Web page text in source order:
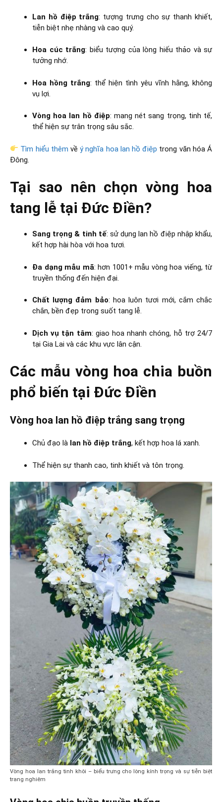
Lan hồ điệp trắng: tượng trưng cho sự thanh khiết,
tiễn biệt nhẹ nhàng và cao quý.
Hoa cúc trắng: biểu tượng của lòng hiếu thảo và sự
tưởng nhớ.
Hoa hồng trắng: thể hiện tình yêu vĩnh hằng, không
vụ lợi.
Vòng hoa lan hồ điệp: mang nét sang trọng, tinh tế,
thể hiện sự trân trọng sâu sắc.
Tìm hiểu thêm vềý nghĩa hoa lan hồ điệp trong văn hóa Á
Đông.
Tại sao nên chọn vòng hoa
tang lễ tại Đức Điền?
Sang trọng & tinh tế: sử dụng lan hồ điệp nhập khẩu,
kết hợp hài hòa với hoa tươi.
Đa dạng mẫu mã: hơn 1001+ mẫu vòng hoa viếng, từ
truyền thống đến hiện đại.
Chất lượng đảm bảo: hoa luôn tươi mới, cắm chắc
chắn, bền đẹp trong suốt tang lễ.
Dịch vụ tận tâm: giao hoa nhanh chóng, hỗ trợ 24/7
tại Gia Lai và các khu vực lân cận.
Các mẫu vòng hoa chia buồn
phổ biến tại Đức Điền
Vòng hoa lan hồ điệp trắng sang trọng
Chủ đạo là lan hồ điệp trắng, kết hợp hoa lá xanh.
Thể hiện sự thanh cao, tinh khiết và tôn trọng.
Vòng hoa lan trắng tinh khôi – biểu trưng cho lòng kính trọng và sự tiễn biệt
trang nghiêm